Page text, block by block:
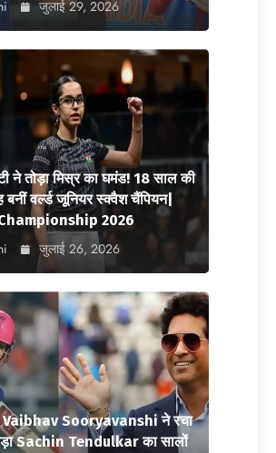
जुलाई 29, 2026
ने तोड़ा मिस्र का घमंड! 18 साल की
बनीं वर्ल्ड जूनियर स्क्वैश चैंपियन|
2026
जुलाई 26, 2026
Sooryavanshi ने रचा
Sachin Tendulkar का सालों